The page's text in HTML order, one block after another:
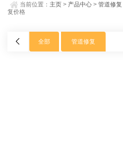
当前位置： 主页 > 产品中心 >管道修复
复价格
全部 管道修复